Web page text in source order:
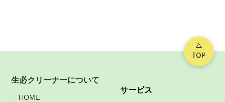
生必クリーナーについて
HOME
サービス